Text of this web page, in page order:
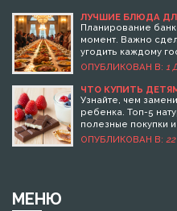
ЛУЧШИЕ БЛЮДА
ЛЮБОГО
Планирование
момент. Важно
угодить каждому
различные идеи и
основные блюда и
уделено
и подбору
рекомендациям
событием.
ОПУБЛИКОВАН В: 1
ЧТО КУПИТЬ
ВКУСНЫХ И
Узнайте, чем
ребенка. Топ-5
полезные покупки
десертов для
ОПУБЛИКОВАН В:
МЕНЮ